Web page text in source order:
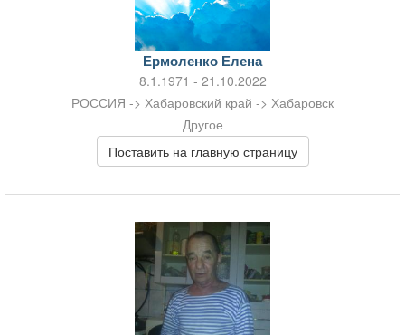
Ермоленко Елена
8.1.1971 - 21.10.2022
РОССИЯ -> Хабаровский край -> Хабаровск
Другое
Поставить на главную страницу